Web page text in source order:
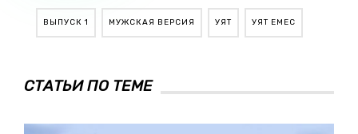
ВЫПУСК 1 МУЖСКАЯ ВЕРСИЯ УЯТ УЯТ ЕМЕС
СТАТЬИ ПО ТЕМЕ